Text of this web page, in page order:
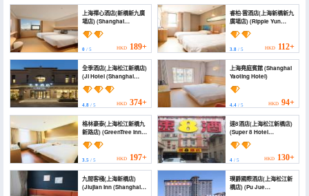
上海禪心酒店(新橋新九廣
場店) (Shanghai
Chanxin Hotel (Xinqiao
Xinjie Plaza))
0 / 5 HKD 189+
睿柏·雲酒店(上海新橋新九
廣場店) (Ripple Yun
Hotel (Shanghai Xinqiao
Xinjia Plaza))
3.8/ 5 HKD 112+
全季酒店(上海松江新橋店)
(JI Hotel (Shanghai
Songjiang Xinqiao))
4.8 / 5 HKD 374+
上海堯庭賓館 (Shanghai
Yaoting Hotel)
4.4/ 5 HKD 94+
格林豪泰(上海松江新橋九
新路店) (GreenTree Inn
Shanghai Songjiang
Xinqiao Jiuxin Road
Express Hotel)
3.5 / 5 HKD 197+
速8酒店(上海松江新橋店)
(Super 8 Hotel
(Shanghai Songjiang
Xinqiao))
4/ 5 HKD 130+
九間客棧(上海新橋店)
(Jiujian Inn (Shanghai
璞爵國際酒店(上海松江新
橋店) (Pu Jue